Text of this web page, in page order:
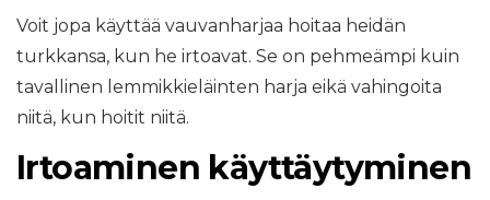
Voit jopa käyttää vauvanharjaa hoitaa heidän
turkkansa, kun he irtoavat. Se on pehmeämpi kuin
tavallinen lemmikkieläinten harja eikä vahingoita
niitä, kun hoitit niitä.
Irtoaminen käyttäytyminen